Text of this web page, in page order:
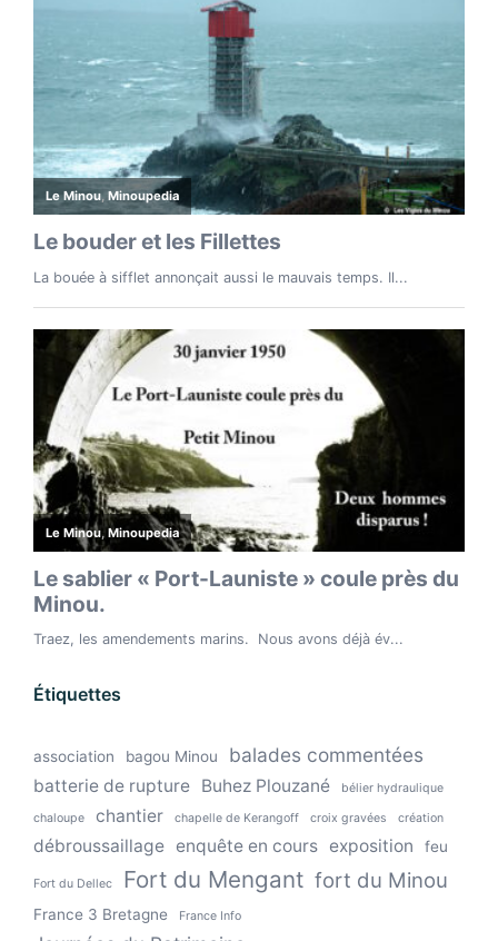
Étiquettes
association bagou Minou balades commentées
batterie de rupture Buhez Plouzané bélier hydraulique
chaloupe chantier chapelle de Kerangoff croix gravées création
débroussaillage enquête en cours exposition feu
Fort du Dellec Fort du Mengant fort du Minou
France 3 Bretagne France Info